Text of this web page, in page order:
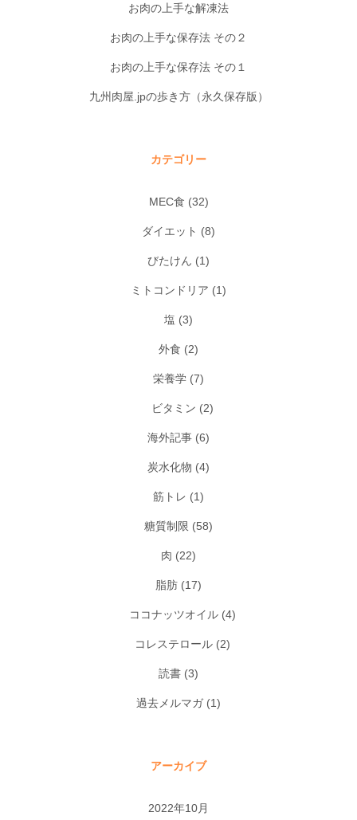
お肉の上手な解凍法
お肉の上手な保存法 その２
お肉の上手な保存法 その１
九州肉屋.jpの歩き方（永久保存版）
カテゴリー
MEC食 (32)
ダイエット (8)
びたけん (1)
ミトコンドリア (1)
塩 (3)
外食 (2)
栄養学 (7)
ビタミン (2)
海外記事 (6)
炭水化物 (4)
筋トレ (1)
糖質制限 (58)
肉 (22)
脂肪 (17)
ココナッツオイル (4)
コレステロール (2)
読書 (3)
過去メルマガ(1)
アーカイブ
2022年10月